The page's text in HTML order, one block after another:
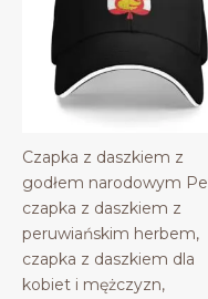
Czapka z daszkiem z
godłem narodowym
czapka z daszkiem z
peruwiańskim herbem,
czapka z daszkiem dla
kobiet i mężczyzn,